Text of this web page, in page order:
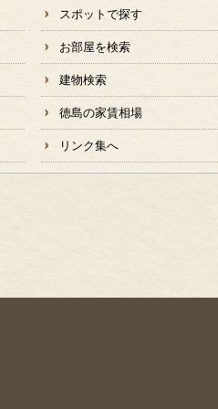
スポットで探す
お部屋を検索
建物検索
徳島の家賃相場
リンク集へ